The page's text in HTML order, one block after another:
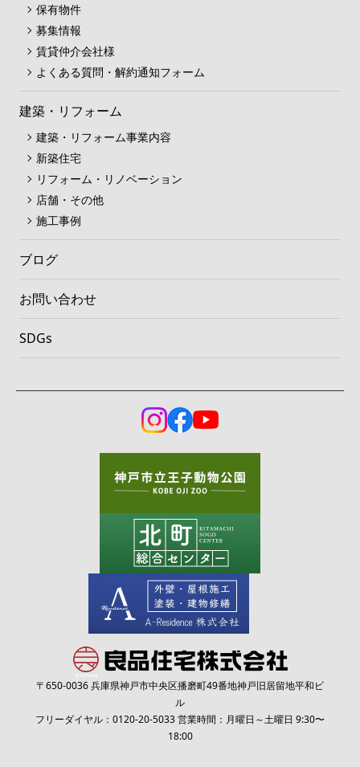
保有物件
募集情報
賃貸仲介会社様
よくある質問・解約通知フォーム
建築・リフォーム
建築・リフォーム事業内容
新築住宅
リフォーム・リノベーション
店舗・その他
施工事例
ブログ
お問い合わせ
SDGs
〒650-0036 兵庫県神戸市中央区播磨町49番地神戸旧居留地平和ビ
ル
フリーダイヤル： 0120-20-5033営業時間：月曜日～土曜日 9:30〜
18:00